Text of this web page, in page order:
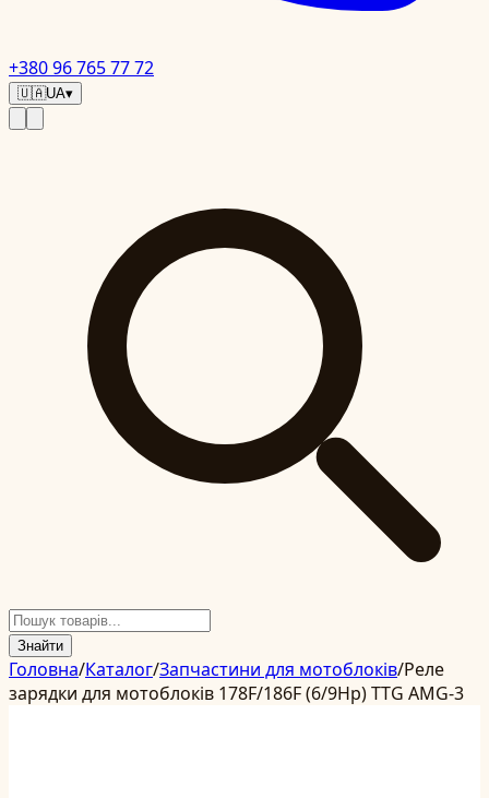
+380 96 765 77 72
🇺🇦UA▾
Знайти
Головна/Каталог/Запчастини для мотоблоків/Реле
зарядки для мотоблоків 178F/186F (6/9Hp) TTG AMG-3